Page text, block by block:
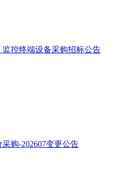
控终端设备采购招标公告
购-202607变更公告